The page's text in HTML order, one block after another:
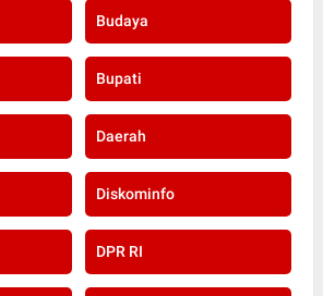
Budaya
Bupati
Daerah
Diskominfo
DPR RI